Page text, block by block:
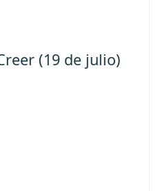
(19 de julio)